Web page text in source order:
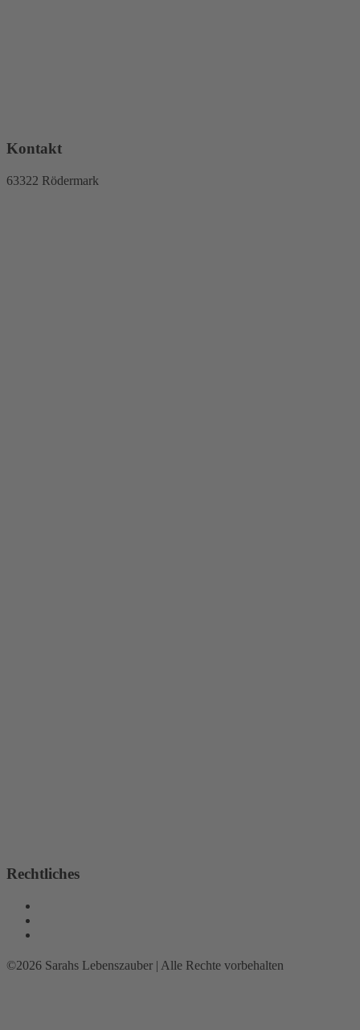
Kontakt
63322 Rödermark
Rechtliches
©2026 Sarahs Lebenszauber | Alle Rechte vorbehalten